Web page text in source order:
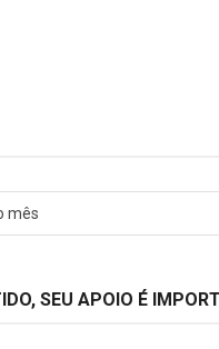
mês
SEU APOIO É